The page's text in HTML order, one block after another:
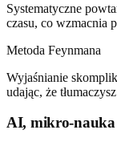
Systematyczne
czasu, co wzmacnia
Metoda Feynmana
Wyjaśnianie
udając, że
AI, mikro-nauka